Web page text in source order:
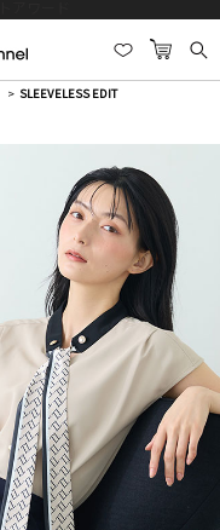
SLEEVELESS EDIT